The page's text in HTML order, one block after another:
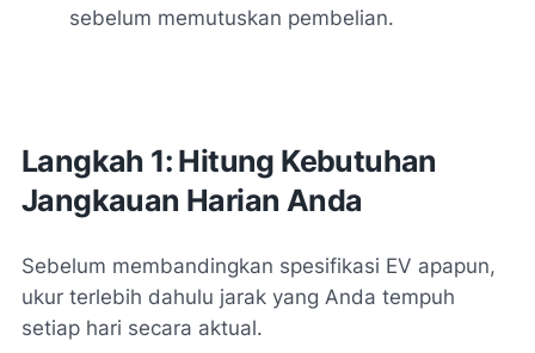
sebelum memutuskan pembelian.
Langkah 1: Hitung Kebutuhan
Jangkauan Harian Anda
Sebelum membandingkan spesifikasi EV apapun,
ukur terlebih dahulu jarak yang Anda tempuh
setiap hari secara aktual.